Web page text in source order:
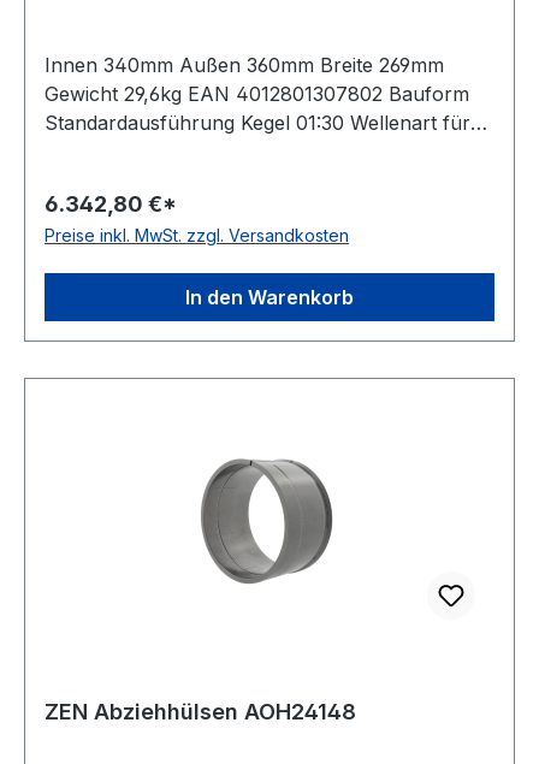
Innen 340mm Außen 360mm Breite 269mm
Gewicht 29,6kg EAN 4012801307802 Bauform
Standardausführung Kegel 01:30 Wellenart für
mit Nuten und Bohrungen zur vereinfachten
Montage und Demont
6.342,80 €*
Preise inkl. MwSt. zzgl. Versandkosten
In den Warenkorb
ZEN Abziehhülsen AOH24148